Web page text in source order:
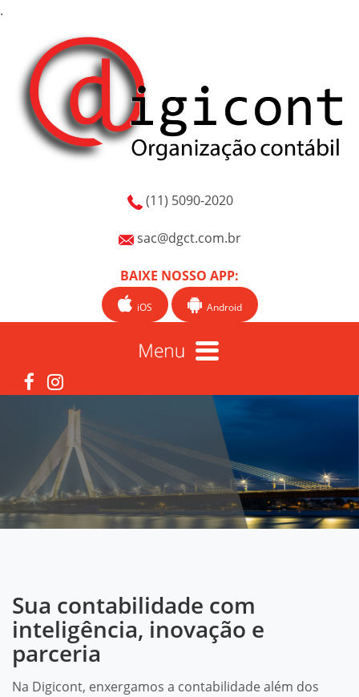
.
(11) 5090-2020
sac@dgct.com.br
BAIXE NOSSO APP:
iOS Android
Sua contabilidade com
inteligência, inovação e
parceria
Na Digicont, enxergamos a contabilidade além dos